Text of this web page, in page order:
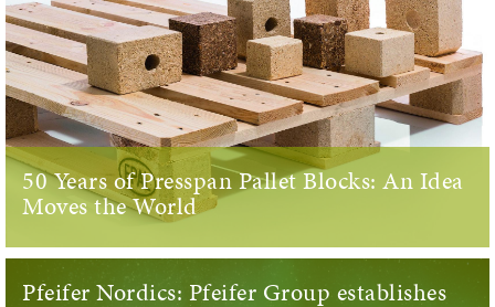
50 Years of Presspan Pallet Blocks: An Idea
Moves the World
Pfeifer Nordics: Pfeifer Group establishes